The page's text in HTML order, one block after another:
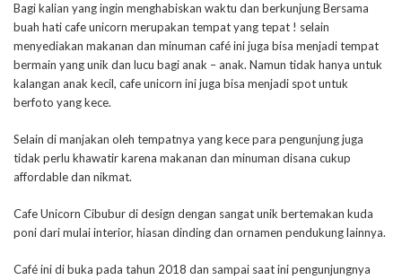
Bagi kalian yang ingin menghabiskan waktu dan berkunjung Bersama
buah hati cafe unicorn merupakan tempat yang tepat ! selain
menyediakan makanan dan minuman café ini juga bisa menjadi tempat
bermain yang unik dan lucu bagi anak – anak. Namun tidak hanya untuk
kalangan anak kecil, cafe unicorn ini juga bisa menjadi spot untuk
berfoto yang kece.
Selain di manjakan oleh tempatnya yang kece para pengunjung juga
tidak perlu khawatir karena makanan dan minuman disana cukup
affordable dan nikmat.
Cafe Unicorn Cibubur di design dengan sangat unik bertemakan kuda
poni dari mulai interior, hiasan dinding dan ornamen pendukung lainnya.
Café ini di buka pada tahun 2018 dan sampai saat ini pengunjungnya